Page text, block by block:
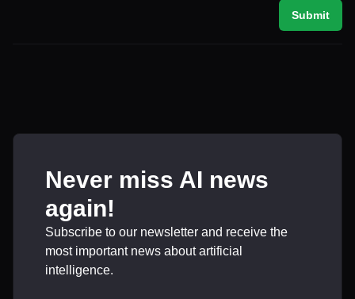
Submit
Never miss AI news
again!
Subscribe to our newsletter and receive the
most important news about artificial
intelligence.